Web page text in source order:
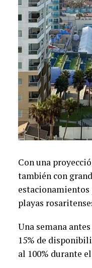
Con una
también con
estacionamientos
playas
Una semana
15% de
al 100% durante